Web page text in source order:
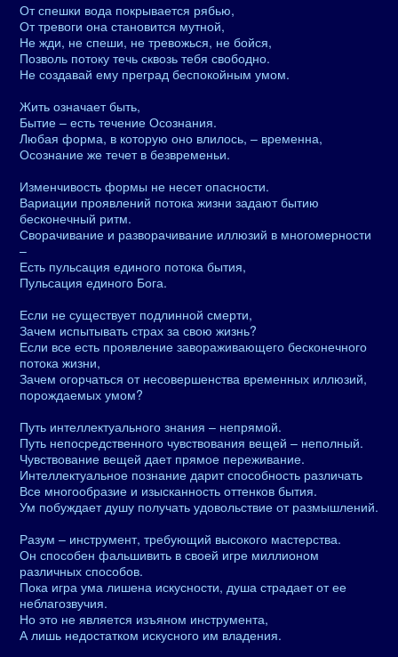
От спешки вода покрывается рябью,
От тревоги она становится мутной,
Не жди, не спеши, не тревожься, не бойся,
Позволь потоку течь сквозь тебя свободно.
Не создавай ему преград беспокойным умом.
Жить означает быть,
Бытие – есть течение Осознания.
Любая форма, в которую оно влилось, – временна,
Осознание же течет в безвременьи.
Изменчивость формы не несет опасности.
Вариации проявлений потока жизни задают бытию
бесконечный ритм.
Сворачивание и разворачивание иллюзий в многомерности
–
Есть пульсация единого потока бытия,
Пульсация единого Бога.
Если не существует подлинной смерти,
Зачем испытывать страх за свою жизнь?
Если все есть проявление завораживающего бесконечного
потока жизни,
Зачем огорчаться от несовершенства временных иллюзий,
порождаемых умом?
Путь интеллектуального знания – непрямой.
Путь непосредственного чувствования вещей – неполный.
Чувствование вещей дает прямое переживание.
Интеллектуальное познание дарит способность различать
Все многообразие и изысканность оттенков бытия.
Ум побуждает душу получать удовольствие от размышлений.
Разум – инструмент, требующий высокого мастерства.
Он способен фальшивить в своей игре миллионом
различных способов.
Пока игра ума лишена искусности, душа страдает от ее
неблагозвучия.
Но это не является изъяном инструмента,
А лишь недостатком искусного им владения.